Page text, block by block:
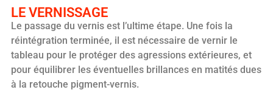
LE VERNISSAGE
Le passage du vernis est l’ultime étape. Une fois la
réintégration terminée, il est nécessaire de vernir le
tableau pour le protéger des agressions extérieures, et
pour équilibrer les éventuelles brillances en matités dues
à la retouche pigment-vernis.